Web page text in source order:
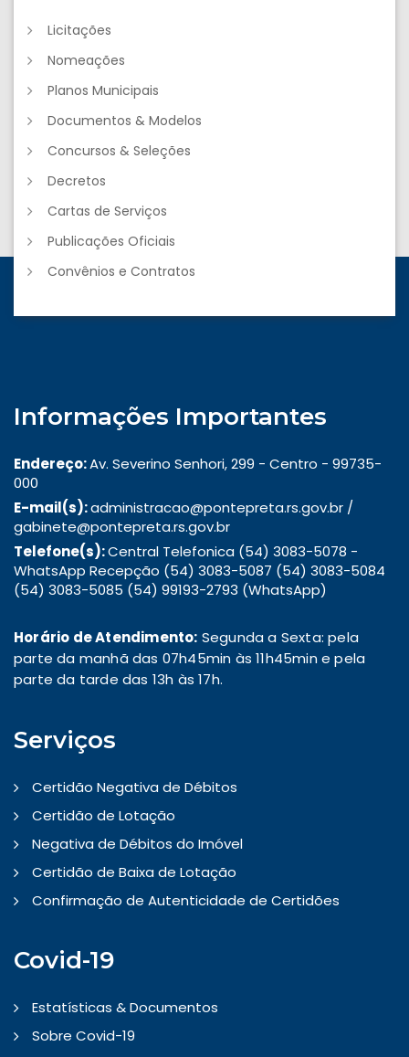
Licitações
Nomeações
Planos Municipais
Documentos & Modelos
Concursos & Seleções
Decretos
Cartas de Serviços
Publicações Oficiais
Convênios e Contratos
Informações Importantes
Endereço:Av. Severino Senhori, 299 - Centro - 99735-
000
E-mail(s):administracao@pontepreta.rs.gov.br /
gabinete@pontepreta.rs.gov.br
Telefone(s):Central Telefonica (54) 3083-5078 -
WhatsApp Recepção (54) 3083-5087 (54) 3083-5084
(54) 3083-5085 (54) 99193-2793 (WhatsApp)
Horário de Atendimento: Segunda a Sexta: pela
parte da manhã das 07h45min às 11h45min e pela
parte da tarde das 13h às 17h.
Serviços
Certidão Negativa de Débitos
Certidão de Lotação
Negativa de Débitos do Imóvel
Certidão de Baixa de Lotação
Confirmação de Autenticidade de Certidões
Covid-19
Estatísticas & Documentos
Sobre Covid-19